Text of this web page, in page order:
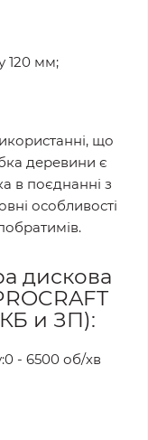
120 мм;
що
деревини є
в поєднанні з
особливості
дискова
и ЗП):
- 6500 об/хв